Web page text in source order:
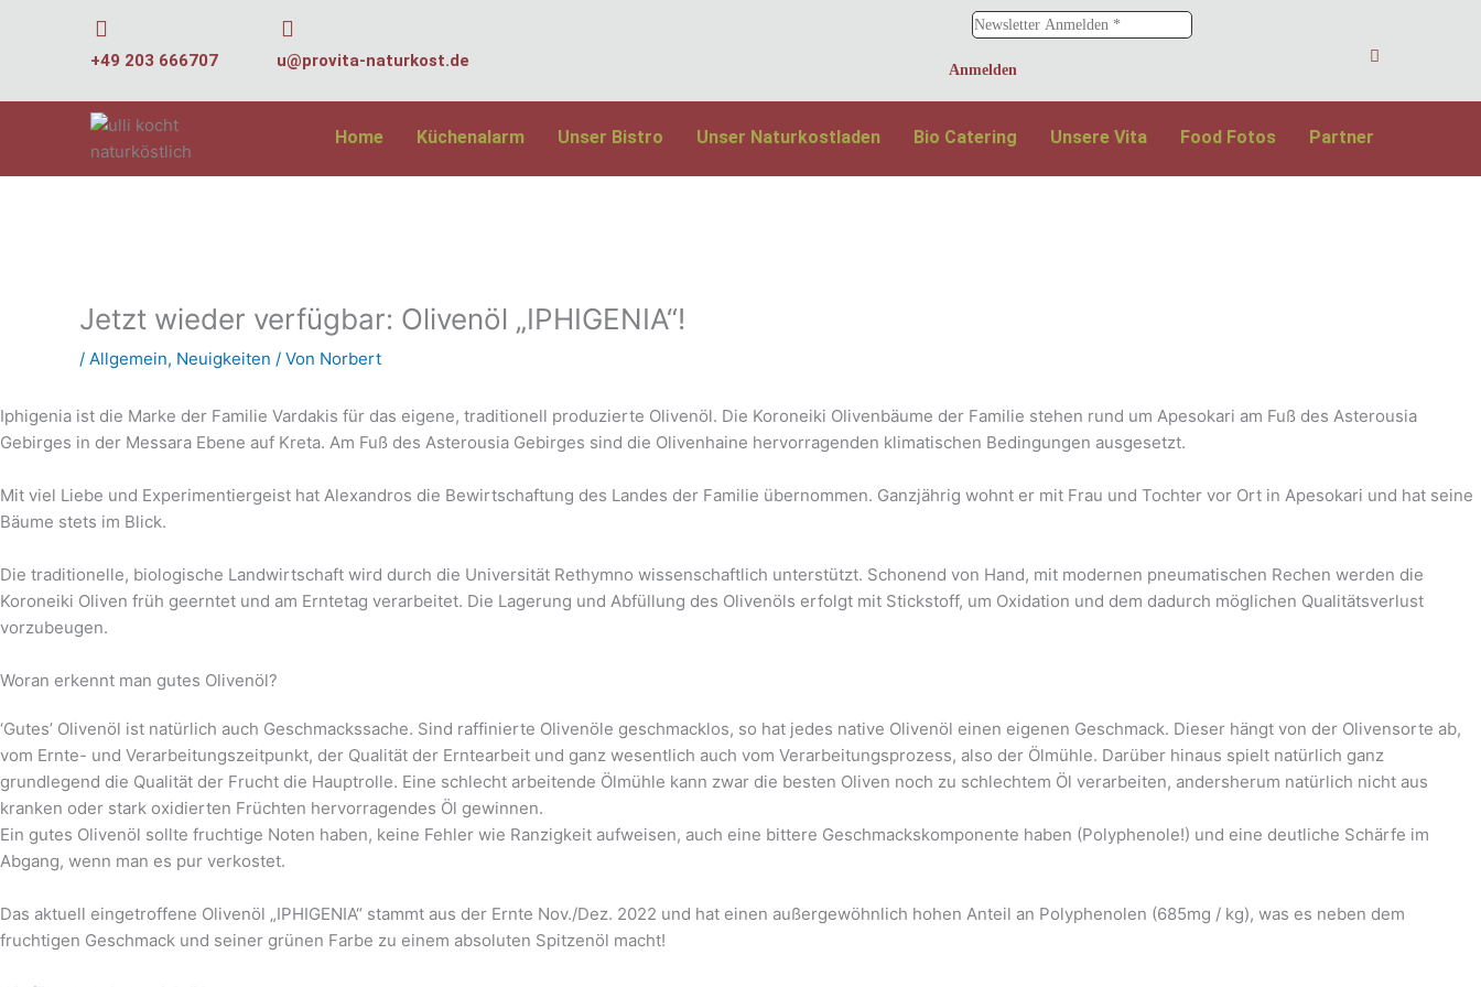
+49 203 666707 u@provita-naturkost.de
Home Küchenalarm Unser Bistro Unser Naturkostladen Bio Catering Unsere Vita Food Fotos Partner
Jetzt wieder verfügbar: Olivenöl „IPHIGENIA“!
/ Allgemein, Neuigkeiten / Von Norbert
Iphigenia ist die Marke der Familie Vardakis für das eigene, traditionell produzierte Olivenöl. Die Koroneiki Olivenbäume der Familie stehen rund um Apesokari am Fuß des Asterousia
Gebirges in der Messara Ebene auf Kreta. Am Fuß des Asterousia Gebirges sind die Olivenhaine hervorragenden klimatischen Bedingungen ausgesetzt.
Mit viel Liebe und Experimentiergeist hat Alexandros die Bewirtschaftung des Landes der Familie übernommen. Ganzjährig wohnt er mit Frau und Tochter vor Ort in Apesokari und hat seine
Bäume stets im Blick.
Die traditionelle, biologische Landwirtschaft wird durch die Universität Rethymno wissenschaftlich unterstützt. Schonend von Hand, mit modernen pneumatischen Rechen werden die
Koroneiki Oliven früh geerntet und am Erntetag verarbeitet. Die Lagerung und Abfüllung des Olivenöls erfolgt mit Stickstoff, um Oxidation und dem dadurch möglichen Qualitätsverlust
vorzubeugen.
Woran erkennt man gutes Olivenöl?
‘Gutes’ Olivenöl ist natürlich auch Geschmackssache. Sind raffinierte Olivenöle geschmacklos, so hat jedes native Olivenöl einen eigenen Geschmack. Dieser hängt von der Olivensorte ab,
vom Ernte- und Verarbeitungszeitpunkt, der Qualität der Erntearbeit und ganz wesentlich auch vom Verarbeitungsprozess, also der Ölmühle. Darüber hinaus spielt natürlich ganz
grundlegend die Qualität der Frucht die Hauptrolle. Eine schlecht arbeitende Ölmühle kann zwar die besten Oliven noch zu schlechtem Öl verarbeiten, andersherum natürlich nicht aus
kranken oder stark oxidierten Früchten hervorragendes Öl gewinnen.
Ein gutes Olivenöl sollte fruchtige Noten haben, keine Fehler wie Ranzigkeit aufweisen, auch eine bittere Geschmackskomponente haben (Polyphenole!) und eine deutliche Schärfe im
Abgang, wenn man es pur verkostet.
Das aktuell eingetroffene Olivenöl „IPHIGENIA“ stammt aus der Ernte Nov./Dez. 2022 und hat einen außergewöhnlich hohen Anteil an Polyphenolen (685mg / kg), was es neben dem
fruchtigen Geschmack und seiner grünen Farbe zu einem absoluten Spitzenöl macht!